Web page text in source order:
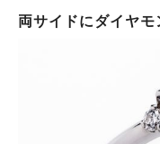
両サイドにダイヤ